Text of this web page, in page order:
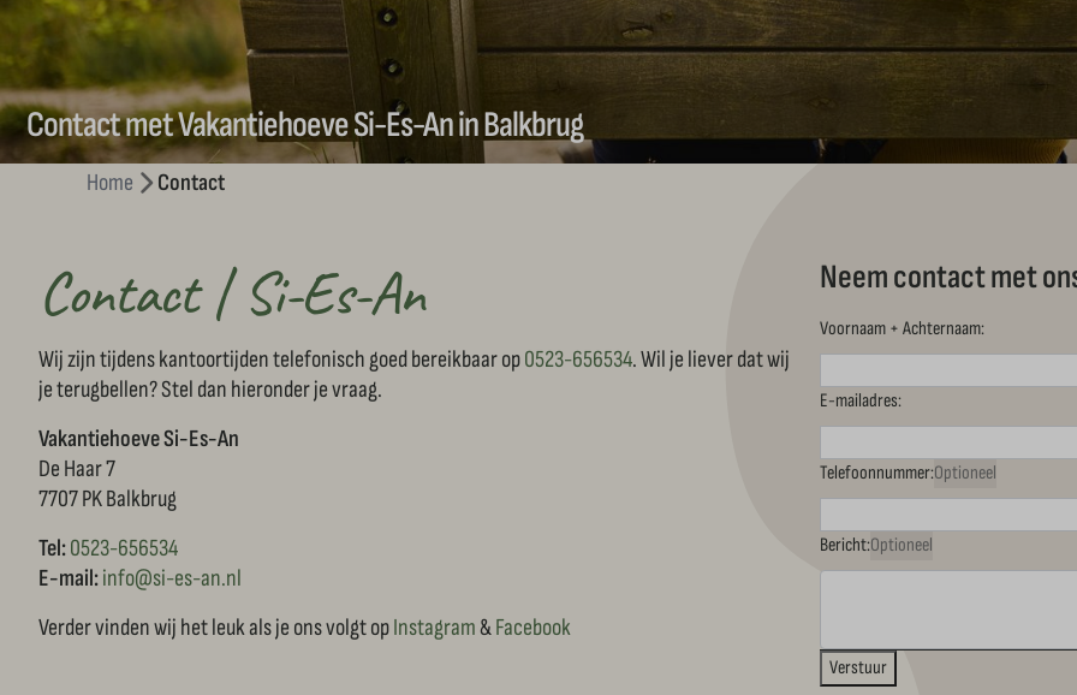
Contact met Vakantiehoeve Si-Es-An in Balkbrug
Home Contact
Contact | Si-Es-An
Wij zijn tijdens kantoortijden telefonisch goed bereikbaar op0523-656534. Wil je liever dat wij
je terugbellen? Stel dan hieronder je vraag.
Vakantiehoeve Si-Es-An
De Haar 7
7707 PK Balkbrug
Tel:0523-656534
E-mail:info@si-es-an.nl
Verder vinden wij het leuk als je ons volgt opInstagram&Facebook
Neem contact met
Voornaam + Achternaam:
E-mailadres:
Telefoonnummer:Optioneel
Bericht:Optioneel
Verstuur